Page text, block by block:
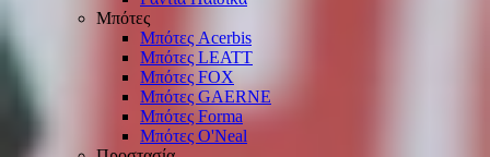
Μπότες
Μπότες Acerbis
Μπότες LEATT
Μπότες FOX
Μπότες GAERNE
Μπότες Forma
Μπότες O'Neal